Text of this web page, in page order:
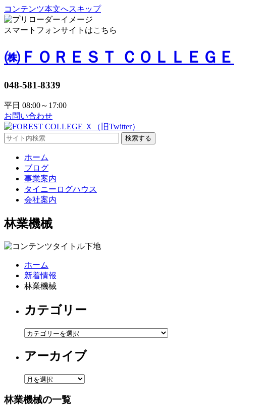
コンテンツ本文へスキップ
スマートフォンサイトはこちら
㈱ＦＯＲＥＳＴ ＣＯＬＬＥＧＥ
048-581-8339
平日 08:00～17:00
お問い合わせ
検索する
ホーム
ブログ
事業案内
タイニーログハウス
会社案内
林業機械
ホーム
新着情報
林業機械
カテゴリー
カ
ゴ
ー
アーカイブ
ア
カ
林業機械の一覧